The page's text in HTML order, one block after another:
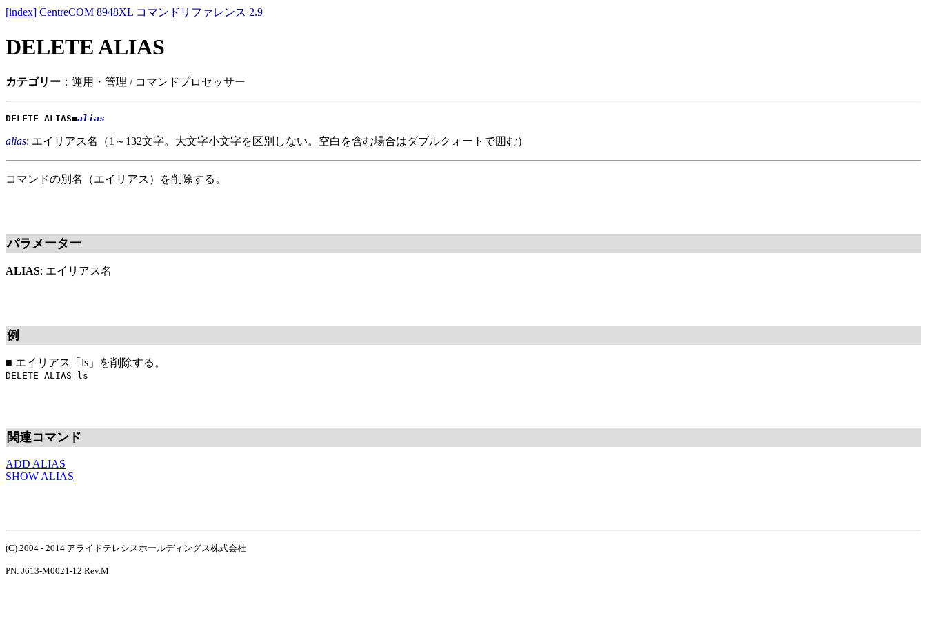
[index] CentreCOM 8948XL コマンドリファレンス 2.9
DELETE ALIAS
カテゴリー ：運用・管理 / コマンドプロセッサー
DELETE ALIAS=alias
alias: エイリアス名（1～132文字。大文字小文字を区別しない。空白を含む場合はダブルクォートで囲む）
コマンドの別名（エイリアス）を削除する。
パラメーター
ALIAS: エイリアス名
例
■ エイリアス「ls」を削除する。
DELETE ALIAS=ls
関連コマンド
ADD ALIAS
SHOW ALIAS
(C) 2004 - 2014 アライドテレシスホールディングス株式会社
PN: J613-M0021-12 Rev.M